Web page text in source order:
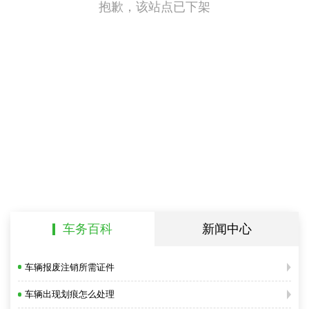
抱歉，该站点已下架
车务百科 新闻中心
车辆报废注销所需证件
车辆出现划痕怎么处理